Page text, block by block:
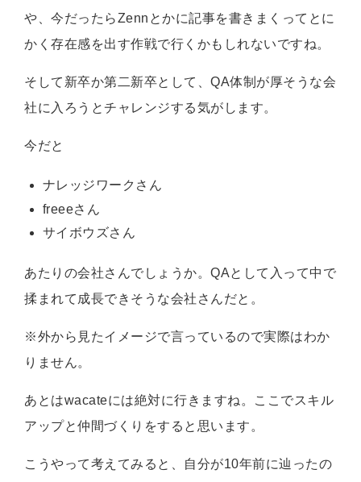
や、今だったらZennとかに記事を書きまくってとに
かく存在感を出す作戦で行くかもしれないですね。
そして新卒か第二新卒として、QA体制が厚そうな会
社に入ろうとチャレンジする気がします。
今だと
ナレッジワークさん
freeeさん
サイボウズさん
あたりの会社さんでしょうか。QAとして入って中で
揉まれて成長できそうな会社さんだと。
※外から見たイメージで言っているので実際はわか
りません。
あとはwacateには絶対に行きますね。ここでスキル
アップと仲間づくりをすると思います。
こうやって考えてみると、自分が10年前に辿ったの